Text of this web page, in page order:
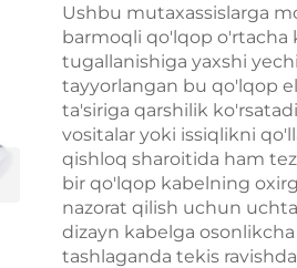
Ushbu mutaxassislarga
barmoqli qo'lqop
tugallanishiga yaxshi
tayyorlangan bu qo'lqop
ta'siriga qarshilik
vositalar yoki issiqlikni
qishloq sharoitida ham
bir qo'lqop kabelning
nazorat qilish uchun
dizayn kabelga
tashlaganda tekis